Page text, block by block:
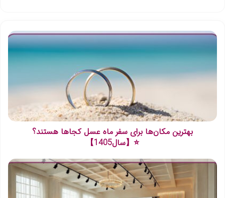
بهترین مکان‌ها برای سفر ماه عسل کجاها هستند؟
⭐【سال1405】